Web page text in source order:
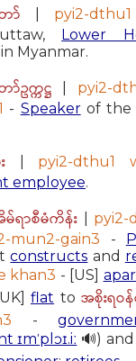
ာ် pyi2-
Lower
in Myanmar.
က္ကဋ္ဌ
pyi2-
- Speakerof the
pyi2-dthu1
employee.
ရာစီမံကိန်း
pyi2-
mun2-gain3 -
constructs and
khan3 - [US]
flat to အစိုးရဝ
-
ɪmˈplɔɪ.iː 🔊)